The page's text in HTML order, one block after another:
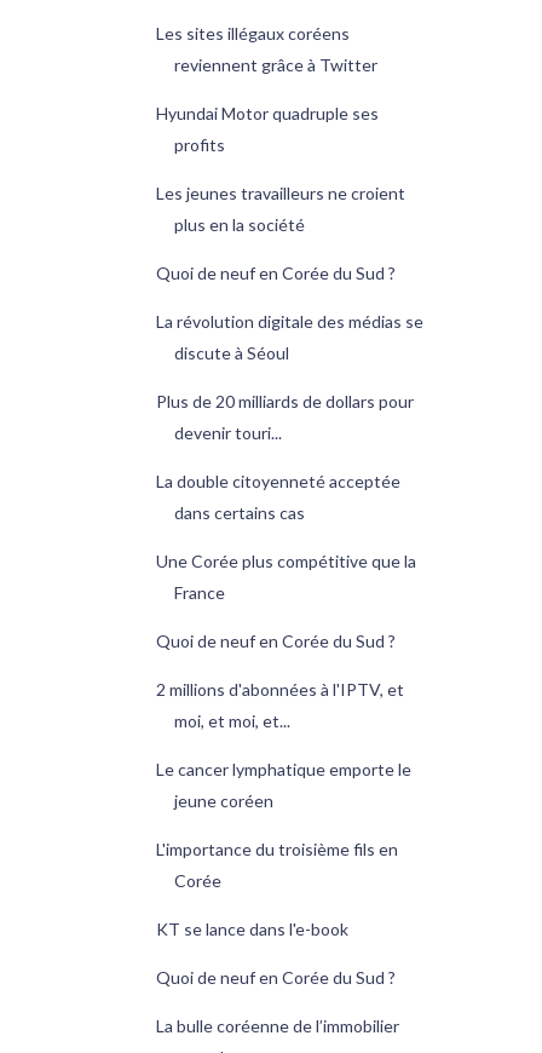
Les sites illégaux coréens
reviennent grâce à Twitter
Hyundai Motor quadruple ses
profits
Les jeunes travailleurs ne croient
plus en la société
Quoi de neuf en Corée du Sud ?
La révolution digitale des médias se
discute à Séoul
Plus de 20 milliards de dollars pour
devenir touri...
La double citoyenneté acceptée
dans certains cas
Une Corée plus compétitive que la
France
Quoi de neuf en Corée du Sud ?
2 millions d'abonnées à l'IPTV, et
moi, et moi, et...
Le cancer lymphatique emporte le
jeune coréen
L'importance du troisième fils en
Corée
KT se lance dans l'e-book
Quoi de neuf en Corée du Sud ?
La bulle coréenne de l’immobilier